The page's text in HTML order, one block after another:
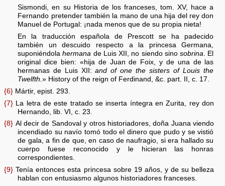
Sismondi, en su Historia de los franceses, tom. XV, hace a
Fernando pretender también la mano de una hija del rey don
Manuel de Portugal: ¡nada menos que de su propia nieta!
En la traducción española de Prescott se ha padecido
también un descuido respecto a la princesa Germana,
suponiéndolahermana de Luis XII, no siendo sinosobrina. El
original dice bien: «hija de Juan de Foix, y de una de las
hermanas de Luis XII:and of one the sisters of Louis the
Twelfth.» History of the reign of Ferdinand, &c. part. II, c. 17.
{6} Mártir, epist. 293.
{7} La letra de este tratado se inserta íntegra en Zurita, rey don
Hernando, lib. VI, c. 23.
{8} Al decir de Sandoval y otros historiadores, doña Juana viendo
incendiado su navío tomó todo el dinero que pudo y se vistió
de gala, a fin de que, en caso de naufragio, si era hallado su
cuerpo fuese reconocido y le hicieran las honras
correspondientes.
{9} Tenía entonces esta princesa sobre 19 años, y de su belleza
hablan con entusiasmo algunos historiadores franceses.